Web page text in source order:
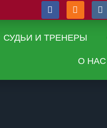
СУДЬИ И ТРЕНЕРЫ
О НАС